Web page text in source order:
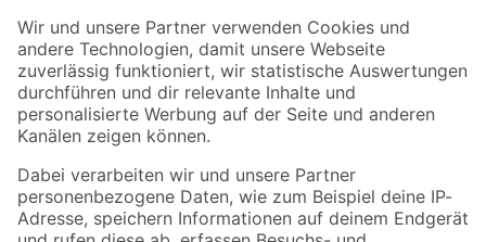
Der toom Newsletter: Keine Angebote und Aktionen mehr verpassen!
Zur Newsletter Anmeldung
Folge uns
Zahlungsarten Versandarten